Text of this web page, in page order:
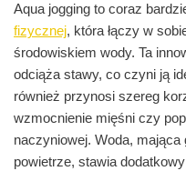
Aqua jogging to coraz
fizycznej, która łączy w
środowiskiem wody. Ta
odciąża stawy, co czyni ją
również przynosi szereg
wzmocnienie mięśni czy
naczyniowej. Woda,
powietrze, stawia